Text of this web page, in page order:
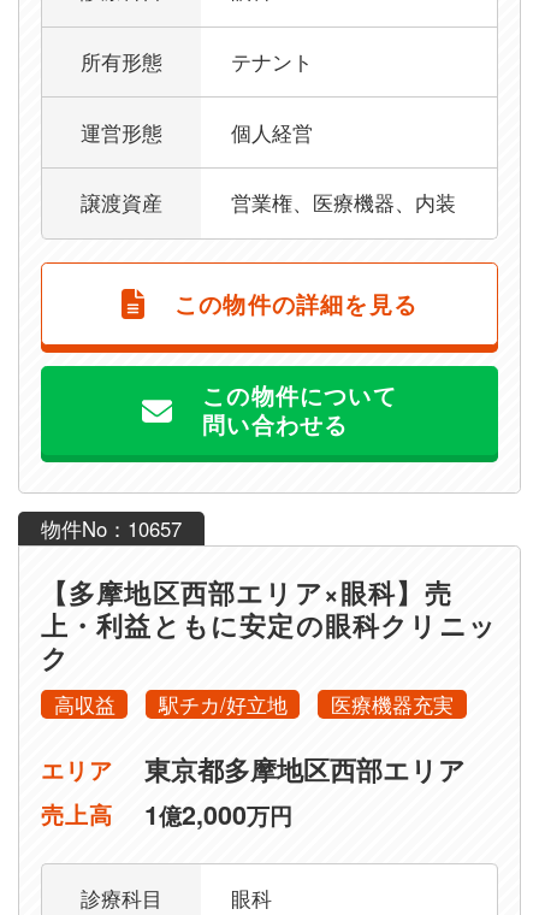
所有形態 テナント
運営形態 個人経営
譲渡資産 営業権、医療機器、内装
この物件の詳細を見る
この物件について
問い合わせる
物件No：10657
【多摩地区西部エリア×眼科】売
上・利益ともに安定の眼科クリニッ
ク
高収益 駅チカ/好立地 医療機器充実
エリア 東京都多摩地区西部エリア
売上高 1億2,000万円
診療科目 眼科